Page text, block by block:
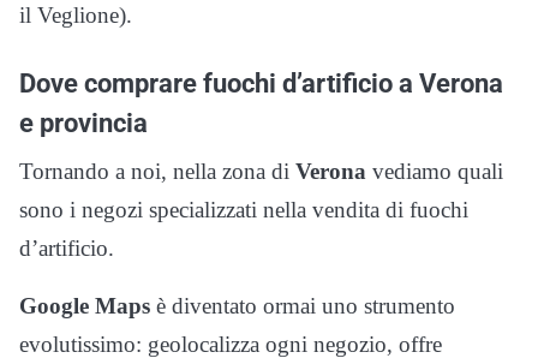
il Veglione).
Dove comprare fuochi d’artificio a Verona
e provincia
Tornando a noi, nella zona di Verona vediamo quali
sono i negozi specializzati nella vendita di fuochi
d’artificio.
Google Maps è diventato ormai uno strumento
evolutissimo: geolocalizza ogni negozio, offre